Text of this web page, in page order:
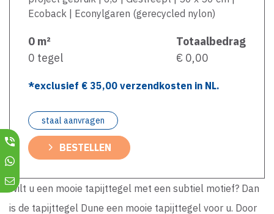
Ecoback | Econylgaren (gerecycled nylon)
0 m²
0 tegel
Totaalbedrag
€ 0,00
*exclusief € 35,00 verzendkosten in NL.
staal aanvragen
BESTELLEN
Wilt u een mooie tapijttegel met een subtiel motief? Dan
is de tapijttegel Dune een mooie tapijttegel voor u. Door